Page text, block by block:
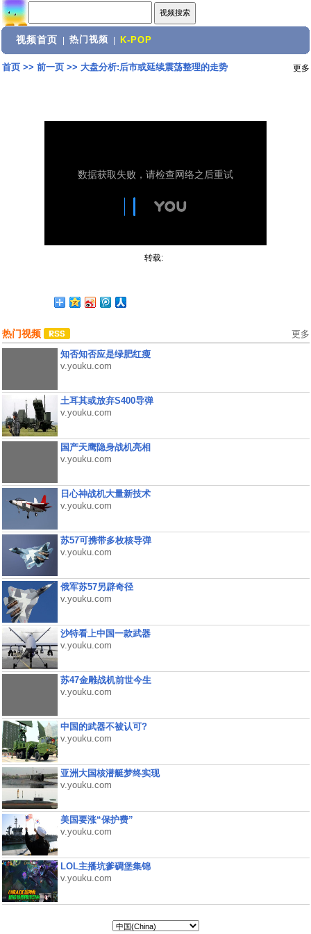
视频首页 热门视频 K-POP
首页>> 前一页>> 大盘分析:后市或延续震荡整理的走势 更多
转载:
热门视频 更多
知否知否应是绿肥红瘦
v.youku.com
土耳其或放弃S400导弹
v.youku.com
国产天鹰隐身战机亮相
v.youku.com
日心神战机大量新技术
v.youku.com
苏57可携带多枚核导弹
v.youku.com
俄军苏57另辟奇径
v.youku.com
沙特看上中国一款武器
v.youku.com
苏47金雕战机前世今生
v.youku.com
中国的武器不被认可?
v.youku.com
亚洲大国核潜艇梦终实现
v.youku.com
美国要涨“保护费”
v.youku.com
LOL主播坑爹碉堡集锦
v.youku.com